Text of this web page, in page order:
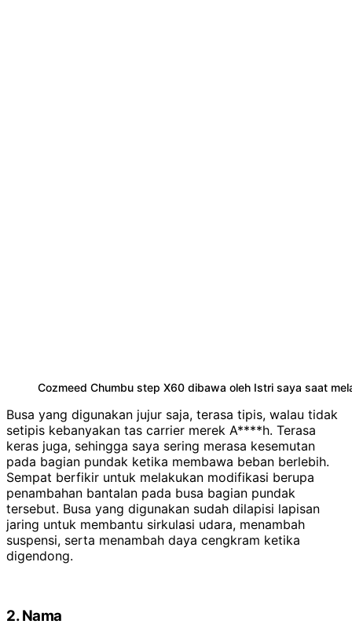
Cozmeed Chumbu step X60 dibawa oleh Istri saya saat
Busa yang digunakan jujur saja, terasa tipis, walau tidak
setipis kebanyakan tas carrier merek A****h. Terasa
keras juga, sehingga saya sering merasa kesemutan
pada bagian pundak ketika membawa beban berlebih.
Sempat berfikir untuk melakukan modifikasi berupa
penambahan bantalan pada busa bagian pundak
tersebut. Busa yang digunakan sudah dilapisi lapisan
jaring untuk membantu sirkulasi udara, menambah
suspensi, serta menambah daya cengkram ketika
digendong.
2. Nama